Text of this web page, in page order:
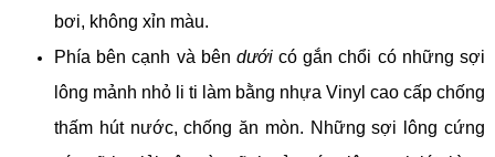
bơi, không xỉn màu.
Phía bên cạnh và bên dướicó gắn chổi có những sợi
lông mảnh nhỏ li ti làm bằng nhựa Vinyl cao cấp chống
thấm hút nước, chống ăn mòn. Những sợi lông cứng